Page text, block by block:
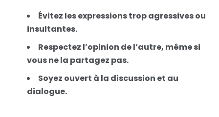
Évitez les expressions trop agressives ou
insultantes.
Respectez l’opinion de l’autre, même si
vous ne la partagez pas.
Soyez ouvert à la discussion et au
dialogue.